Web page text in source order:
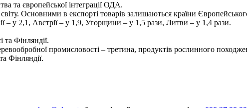
та європейської інтеграції ОДА.
Основними в експорті товарів залишаються країни
– у 2,1, Австрії – у 1,9, Угорщини – у 1,5 рази, Литви – у 1,4 рази.
Фінляндії.
промисловості – третина, продуктів рослинного
Фінляндії.